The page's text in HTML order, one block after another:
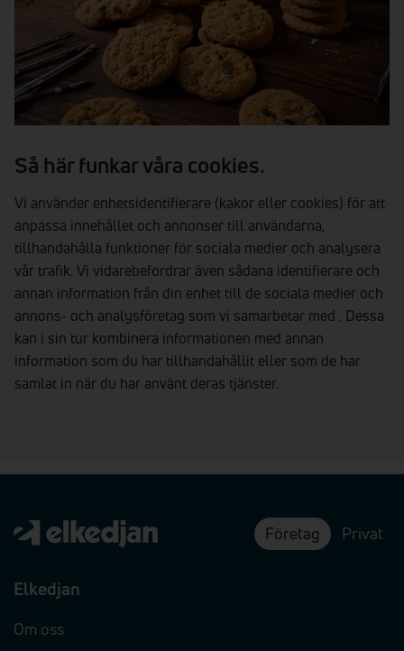
Så här funkar våra cookies.
Vi använder enhetsidentifierare (kakor eller cookies) för att
anpassa innehållet och annonser till användarna,
tillhandahålla funktioner för sociala medier och analysera
vår trafik. Vi vidarebefordrar även sådana identifierare och
annan information från din enhet till de sociala medier och
annons- och analysföretag som vi samarbetar med . Dessa
kan i sin tur kombinera informationen med annan
information som du har tillhandahållit eller som de har
samlat in när du har använt deras tjänster.
Företag Privat
Elkedjan
Om oss